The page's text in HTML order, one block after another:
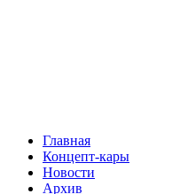
Главная
Концепт-кары
Новости
Архив